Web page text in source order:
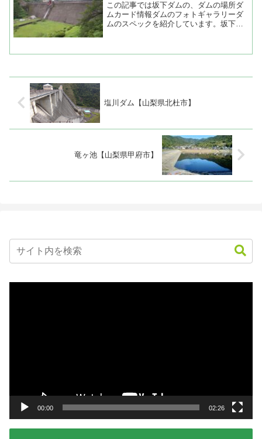
この記事では坂下ダムの、ダムの場所ダ
ムカード情報ダムのフォトギャラリーダ
ムのスペックを紹介しています。坂下ダ
塩川ダム【山梨県北杜市】
竜ヶ池【山梨県甲府市】
00:00 02:26